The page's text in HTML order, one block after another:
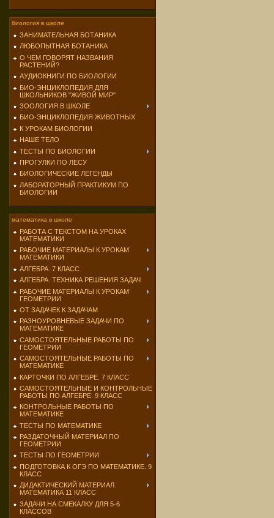
биология в школе
ЗАНИМАТЕЛЬНАЯ БОТАНИКА
ЛЮБОПЫТНАЯ БОТАНИКА
О ЧЕМ ГОВОРЯТ НАЗВАНИЯ
РАСТЕНИЙ?
АУДИОКНИГИ ПО БИОЛОГИИ
БИО-ЭНЦИКЛОПЕДИЯ ДЛЯ
ШКОЛЬНИКОВ "ЖИВОЙ МИР"
ЗООЛОГИЯ В ШКОЛЕ
БИО-ЭНЦИКЛОПЕДИЯ ЖИВОТНЫХ
К УРОКАМ БИОЛОГИИ
НАШЕ ТЕЛО
ТЕСТЫ ПО БИОЛОГИИ
ПРОГУЛКИ ПО ЛЕСУ
БИОЛОГИЧЕСКИЕ ЛЕГЕНДЫ
ЛАБОРАТОРНЫЙ ПРАКТИКУМ ПО
БИОЛОГИИ
математика в школе
РАБОТА С ТЕКСТОМ НА УРОКАХ
МАТЕМАТИКИ
РАБОЧИЕ МАТЕРИАЛЫ К УРОКАМ
МАТЕМАТИКИ
АЛГЕБРА. 7 КЛАСС
АЛГЕБРА. ТЕХНИКА РЕШЕНИЯ ЗАДАЧ
РАБОЧИЕ МАТЕРИАЛЫ К УРОКАМ
ГЕОМЕТРИИ
ОТ ЗАДАЧЕК К ЗАДАЧАМ
РАЗНОУРОВНЕВЫЕ ЗАДАЧИ ПО
МАТЕМАТИКЕ
САМОСТОЯТЕЛЬНЫЕ РАБОТЫ ПО
ГЕОМЕТРИИ
САМОСТОЯТЕЛЬНЫЕ РАБОТЫ ПО
МАТЕМАТИКЕ
КАРТОЧКИ ПО АЛГЕБРЕ. 7 КЛАСС
САМОСТОЯТЕЛЬНЫЕ И КОНТРОЛЬНЫЕ
РАБОТЫ ПО АЛГЕБРЕ. 9 КЛАСС
КОНТРОЛЬНЫЕ РАБОТЫ ПО
МАТЕМАТИКЕ
ТЕСТЫ ПО МАТЕМАТИКЕ
РАЗДАТОЧНЫЙ МАТЕРИАЛ ПО
ГЕОМЕТРИИ
ТЕСТЫ ПО ГЕОМЕТРИИ
ПОДГОТОВКА К ОГЭ ПО МАТЕМАТИКЕ. 9
КЛАСС
ДИДАКТИЧЕСКИЙ МАТЕРИАЛ.
МАТЕМАТИКА 11 КЛАСС
ЗАДАЧИ НА СМЕКАЛКУ ДЛЯ 5-6
КЛАССОВ